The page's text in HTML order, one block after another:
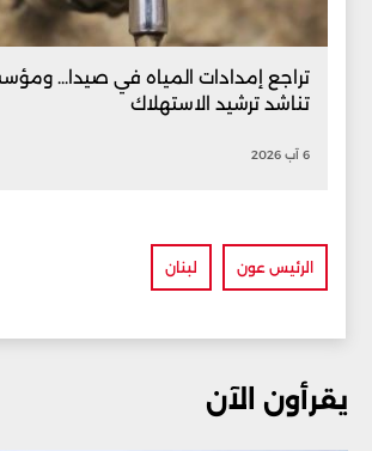
تراجع إمدادات المياه في صيدا...
تناشد ترشيد الاستهلاك
6 آب 2026
الرئيس عون لبنان
يقرأون الآن